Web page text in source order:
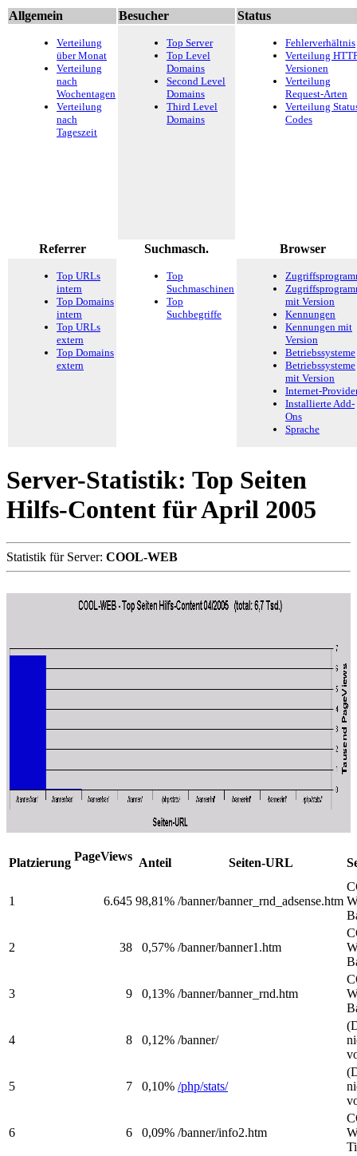
Allgemein Besucher Status
Verteilung
über Monat
Verteilung
nach
Wochentagen
Verteilung
nach
Tageszeit
Top Server
Top Level
Domains
Second Level
Domains
Third Level
Domains
Fehlerverhältnis
Verteilung
Versionen
Verteilung
Request-Arten
Verteilung
Codes
Referrer Suchmasch. Browser
Top URLs
intern
Top Domains
intern
Top URLs
extern
Top Domains
extern
Top
Suchmaschinen
Top
Suchbegriffe
mit Version
Kennungen
Kennungen mit
Version
Betriebssysteme
Betriebssysteme
mit Version
Internet-
Installierte Add-
Ons
Sprache
Server-Statistik: Top Seiten
Hilfs-Content für April 2005
Statistik für Server: COOL-WEB
Platzierung PageViews Anteil Seiten-URL
1 6.645 98,81% /banner/banner_rnd_adsense.htm
2 38 0,57% /banner/banner1.htm
3 9 0,13% /banner/banner_rnd.htm
4 8 0,12% /banner/
5 7 0,10% /php/stats/
6 6 0,09% /banner/info2.htm